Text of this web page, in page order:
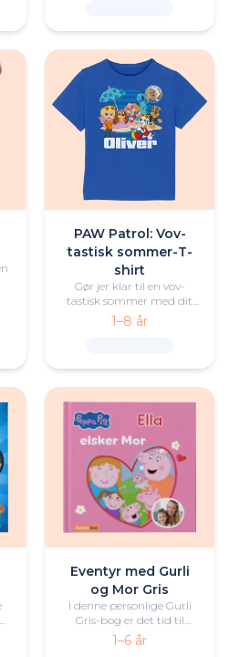
PAW Patrol: Vov-
tastisk sommer-T-
shirt
Gør jer klar til en vov-
tastisk sommer med dit
barn og PAW Patrol på
denne flotte, personlige T-
1–8 år
Eventyr med Gurli
og Mor Gris
I denne personlige Gurli
Gris-bog er det tid til
skønne eventyr med Gurli
og Mor Gris. Tag med på
1–6 år